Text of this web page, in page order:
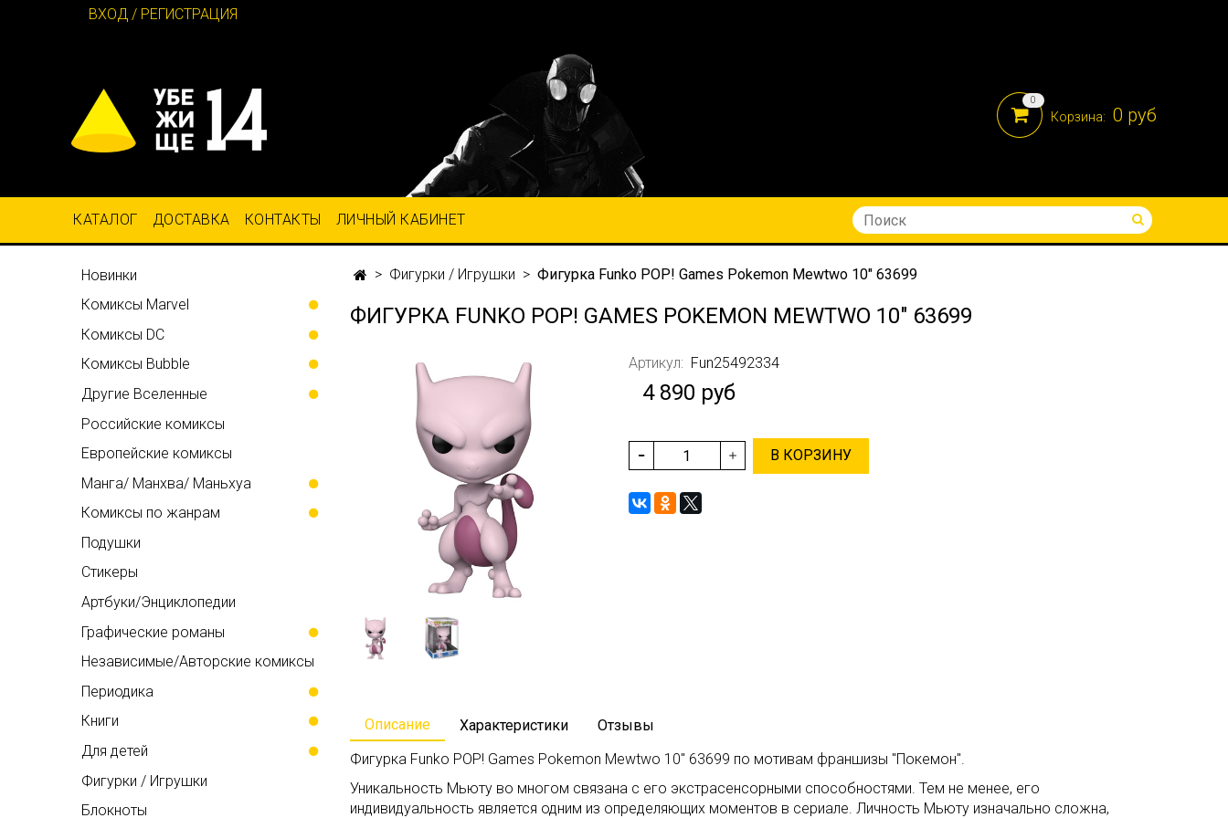
ВХОД / РЕГИСТРАЦИЯ
0
Корзина: 0 руб
КАТАЛОГ ДОСТАВКА КОНТАКТЫ ЛИЧНЫЙ КАБИНЕТ
Фигурки / Игрушки Фигурка Funko POP! Games Pokemon Mewtwo 10" 63699
ФИГУРКА FUNKO POP! GAMES POKEMON MEWTWO 10" 63699
Артикул: Fun25492334
4 890 руб
В КОРЗИНУ
Описание
Фигурка Funko POP! Games Pokemon Mewtwo 10" 63699 по мотивам франшизы "Покемон".
Уникальность Мьюту во многом связана с его экстрасенсорными способностями. Тем не менее, его
индивидуальность является одним из определяющих моментов в сериале. Личность Мьюту изначально сложна,
Характеристики Отзывы
Новинки
Комиксы Marvel
Комиксы DC
Комиксы Bubble
Другие Вселенные
Российские комиксы
Европейские комиксы
Манга/ Манхва/ Маньхуа
Комиксы по жанрам
Подушки
Стикеры
Артбуки/Энциклопедии
Графические романы
Независимые/Авторские комиксы
Периодика
Книги
Для детей
Фигурки / Игрушки
Блокноты